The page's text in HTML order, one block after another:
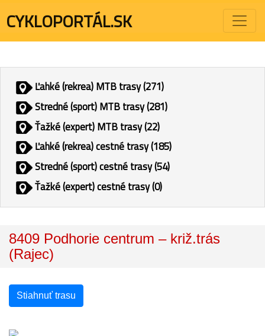
CYKLOPORTÁL.SK
Ľahké (rekrea) MTB trasy (271)
Stredné (sport) MTB trasy (281)
Ťažké (expert) MTB trasy (22)
Ľahké (rekrea) cestné trasy (185)
Stredné (sport) cestné trasy (54)
Ťažké (expert) cestné trasy (0)
8409 Podhorie centrum – križ.trás
(Rajec)
Stiahnuť trasu